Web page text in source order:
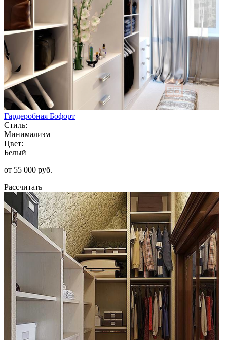
Гардеробная Бофорт
Стиль:
Минимализм
Цвет:
Белый
от 55 000 руб.
Рассчитать